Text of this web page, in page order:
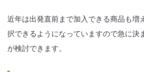
近年は出発直前まで加入できる商品も増
択できるようになっていますので急に決
が検討できます。